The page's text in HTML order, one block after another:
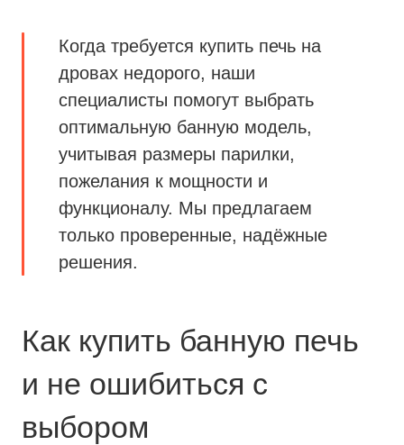
Когда требуется купить печь на
дровах недорого, наши
специалисты помогут выбрать
оптимальную банную модель,
учитывая размеры парилки,
пожелания к мощности и
функционалу. Мы предлагаем
только проверенные, надёжные
решения.
Как купить банную печь
и не ошибиться с
выбором